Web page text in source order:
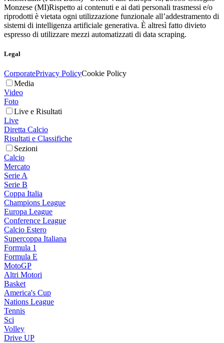
Monzese (MI)Rispetto ai contenuti e ai dati personali trasmessi e/o
riprodotti è vietata ogni utilizzazione funzionale all’addestramento di
sistemi di intelligenza artificiale generativa. È altresì fatto divieto
espresso di utilizzare mezzi automatizzati di data scraping.
Legal
CorporatePrivacy PolicyCookie Policy
Media
Video
Foto
Live e Risultati
Live
Diretta Calcio
Risultati e Classifiche
Sezioni
Calcio
Mercato
Serie A
Serie B
Coppa Italia
Champions League
Europa League
Conference League
Calcio Estero
Supercoppa Italiana
Formula 1
Formula E
MotoGP
Altri Motori
Basket
America's Cup
Nations League
Tennis
Sci
Volley
Drive UP